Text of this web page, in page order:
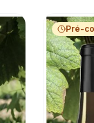
Pré-